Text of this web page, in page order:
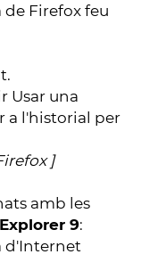
Firefox feu
Usar una
a l'historial per
]
amb les
9:
d'Internet